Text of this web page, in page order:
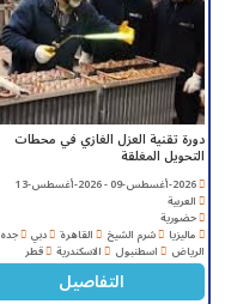
دورة تقنية العزل الغازي في محطات
التحويل المغلقة
2026-أغسطس-09 - 2026-أغسطس-13
العربية
حضورية
ماليزيا شرم الشيخ القاهرة دبي جده
الرياض اسطنبول الاسكندرية قطر
التفاصيل